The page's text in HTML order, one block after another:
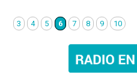
3 4 5 6 7 8 9 10